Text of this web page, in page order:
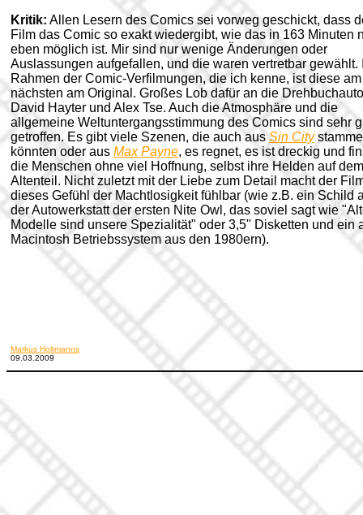
Kritik: Allen Lesern des Comics sei vorweg geschickt, dass
Film das Comic so exakt wiedergibt, wie das in 163 Minuten
eben möglich ist. Mir sind nur wenige Änderungen oder
Auslassungen aufgefallen, und die waren vertretbar gewählt.
Rahmen der Comic-Verfilmungen, die ich kenne, ist diese am
nächsten am Original. Großes Lob dafür an die
David Hayter und Alex Tse. Auch die Atmosphäre und die
allgemeine Weltuntergangsstimmung des Comics sind sehr
getroffen. Es gibt viele Szenen, die auch aus Sin City
könnten oder aus Max Payne, es regnet, es ist dreckig und
die Menschen ohne viel Hoffnung, selbst ihre Helden auf dem
Altenteil. Nicht zuletzt mit der Liebe zum Detail macht der
dieses Gefühl der Machtlosigkeit fühlbar (wie z.B. ein Schild
der Autowerkstatt der ersten Nite Owl, das soviel sagt wie
Modelle sind unsere Spezialität" oder 3,5" Disketten und ein
Macintosh Betriebssystem aus den 1980ern).
Markus Holtmanns
09.03.2009